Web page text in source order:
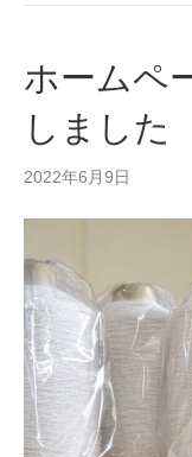
ホームペ
しました
2022年6月9日